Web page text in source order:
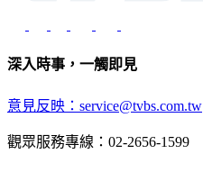
深入時事，一觸即見
意見反映：service@tvbs.com.tw
觀眾服務專線：02-2656-1599